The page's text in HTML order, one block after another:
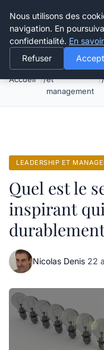
Grikoo
Accueil
Leadership
et
management
LEADERSHIP ET
Quel est le
inspirant
Nicolas Denis·22
Nous utilisons des
navigation. En
confidentialité. En
Refuser